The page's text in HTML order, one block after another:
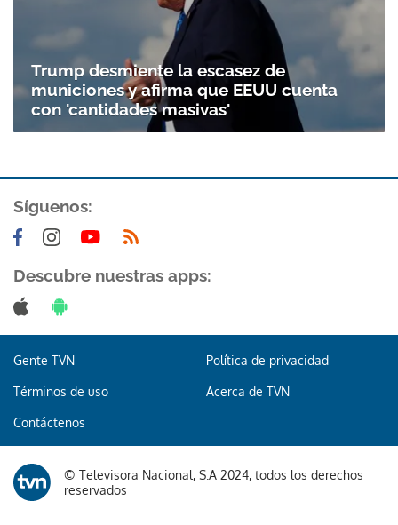
Trump desmiente la escasez de
municiones y afirma que EEUU cuenta
con 'cantidades masivas'
Síguenos:
Descubre nuestras apps:
Gente TVN Política de privacidad
Términos de uso Acerca de TVN
Contáctenos
© Televisora Nacional, S.A 2024, todos los derechos
reservados